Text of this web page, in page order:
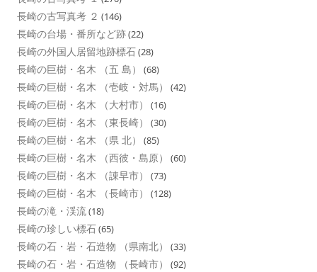
長崎の古写真考 ２ (146)
長崎の台場・番所など跡(22)
長崎の外国人居留地跡標石(28)
長崎の巨樹・名木 （五 島） (68)
長崎の巨樹・名木 （壱岐・対馬） (42)
長崎の巨樹・名木 （大村市） (16)
長崎の巨樹・名木 （東長崎） (30)
長崎の巨樹・名木 （県 北） (85)
長崎の巨樹・名木 （西彼・島原） (60)
長崎の巨樹・名木 （諌早市） (73)
長崎の巨樹・名木 （長崎市） (128)
長崎の滝・渓流(18)
長崎の珍しい標石(65)
長崎の石・岩・石造物 （県南北） (33)
長崎の石・岩・石造物 （長崎市） (92)